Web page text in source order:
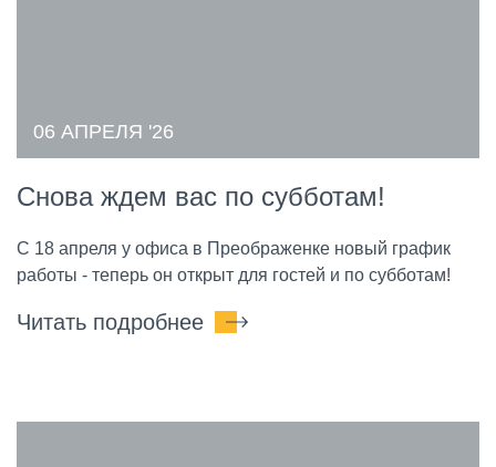
06 АПРЕЛЯ '26
Снова ждем вас по субботам!
С 18 апреля у офиса в Преображенке новый график
работы - теперь он открыт для гостей и по субботам!
Читать подробнее